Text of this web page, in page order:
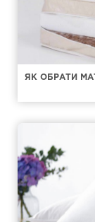
ЯК ОБРАТИ